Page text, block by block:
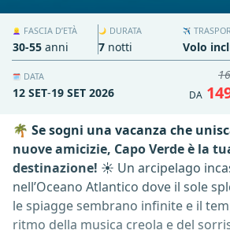
🗓️ DATA
12 SET-19 SET 2026
🌙 DURATA
7 notti
👱‍♀️ FASCIA D’ETÀ
30-55 anni
✈️
Volo
DA
🌴 Se sogni una vacanza che
nuove amicizie, Capo Verde è la
destinazione! ☀️ Un arcipelago
nell’Oceano Atlantico dove il sole
le spiagge sembrano infinite e il
ritmo della musica creola e del